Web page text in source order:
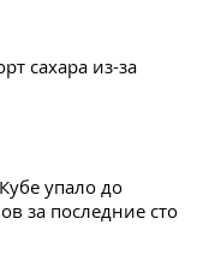
сахара из-за
упало до
за последние сто